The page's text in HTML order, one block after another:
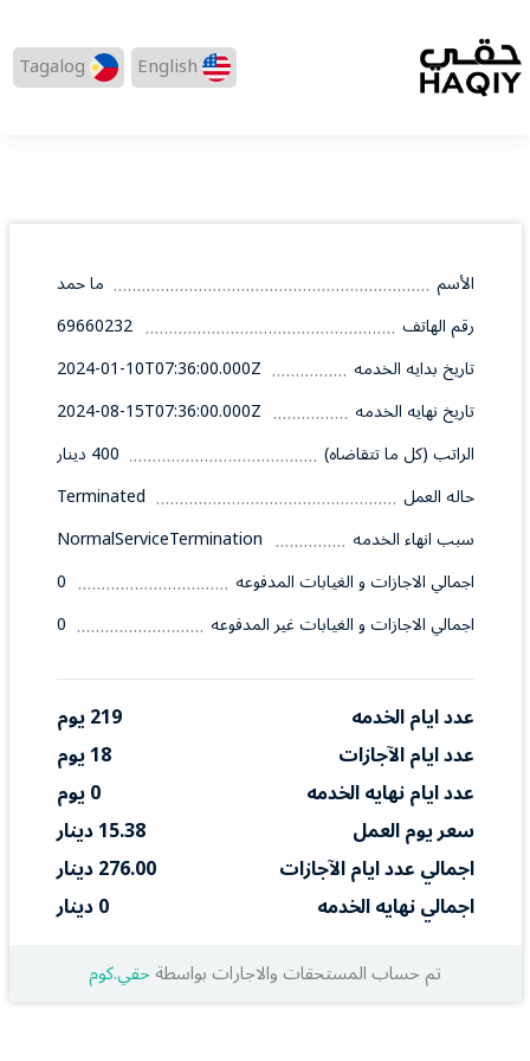
English
Tagalog
الأسم
ما حمد
رقم الهاتف
69660232
تاريخ بدايه الخدمه
2024-01-10T07:36:00.000Z
تاريخ نهايه الخدمه
2024-08-15T07:36:00.000Z
الراتب (كل ما تتقاضاه)
400 دينار
حاله العمل
Terminated
سبب انهاء الخدمه
NormalServiceTermination
اجمالي الاجازات و الغيابات المدفوعه
0
اجمالي الاجازات و الغيابات غير المدفوعه
0
عدد ايام الخدمه
219 يوم
عدد ايام الآجازات
18 يوم
عدد ايام نهايه الخدمه
0 يوم
سعر يوم العمل
15.38 دينار
اجمالي عدد ايام الآجازات
276.00 دينار
اجمالي نهايه الخدمه
0 دينار
تم حساب المستحقات والاجارات بواسطةحقي.كوم